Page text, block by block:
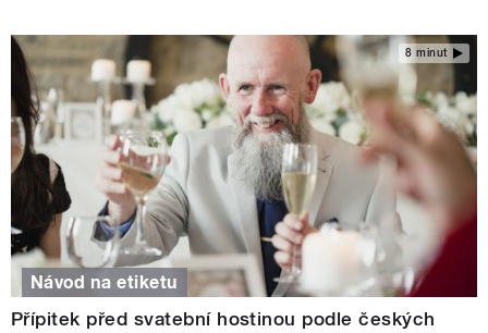
8 minut
Návod na etiketu
Přípitek před svatební hostinou podle českých